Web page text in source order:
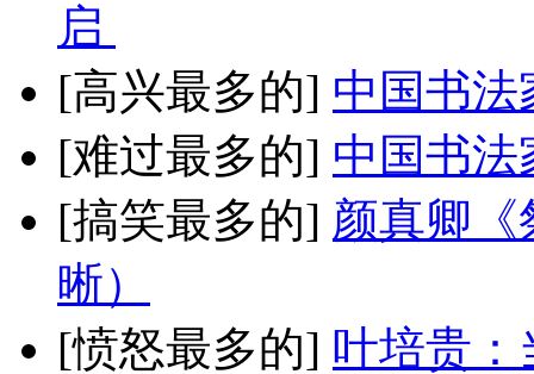
启
[高兴最多的] 中国书法
[难过最多的] 中国书法
[搞笑最多的] 颜真卿《
晰）
[愤怒最多的] 叶培贵：